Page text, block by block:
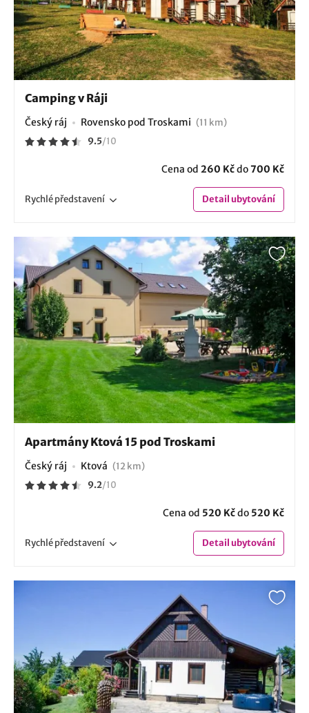
Camping v Ráji
Český ráj Rovensko pod Troskami (11 km)
9.5/10
Cena od 260 Kčdo700 Kč
Rychlépředstavení Detailubytování
Apartmány Ktová 15 pod Troskami
Český ráj Ktová (12 km)
9.2/10
Cena od 520 Kčdo 520 Kč
Rychlépředstavení Detailubytování